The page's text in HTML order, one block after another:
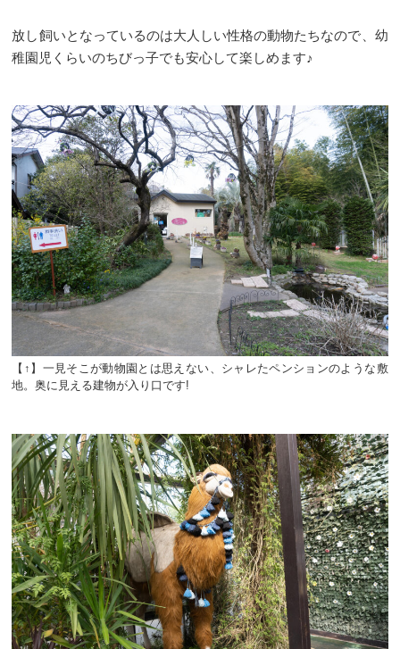
放し飼いとなっているのは大人しい性格の動物たちなので、幼
稚園児くらいのちびっ子でも安心して楽しめます♪
【↑】一見そこが動物園とは思えない、シャレたペンションのような敷
地。奥に見える建物が入り口です!